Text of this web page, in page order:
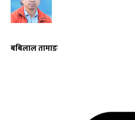
बबिलाल तामाङ